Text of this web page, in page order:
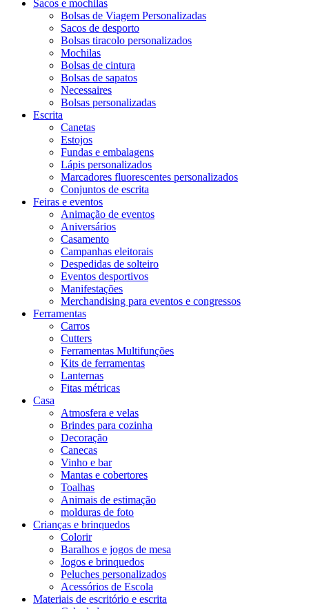
Sacos e mochilas
Bolsas de Viagem Personalizadas
Sacos de desporto
Bolsas tiracolo personalizados
Mochilas
Bolsas de cintura
Bolsas de sapatos
Necessaires
Bolsas personalizadas
Escrita
Canetas
Estojos
Fundas e embalagens
Lápis personalizados
Marcadores fluorescentes personalizados
Conjuntos de escrita
Feiras e eventos
Animação de eventos
Aniversários
Casamento
Campanhas eleitorais
Despedidas de solteiro
Eventos desportivos
Manifestações
Merchandising para eventos e congressos
Ferramentas
Carros
Cutters
Ferramentas Multifunções
Kits de ferramentas
Lanternas
Fitas métricas
Casa
Atmosfera e velas
Brindes para cozinha
Decoração
Canecas
Vinho e bar
Mantas e cobertores
Toalhas
Animais de estimação
molduras de foto
Crianças e brinquedos
Colorir
Baralhos e jogos de mesa
Jogos e brinquedos
Peluches personalizados
Acessórios de Escola
Materiais de escritório e escrita